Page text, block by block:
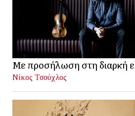
Με προσήλωση στη διαρκή
Νίκος Τσούχλος